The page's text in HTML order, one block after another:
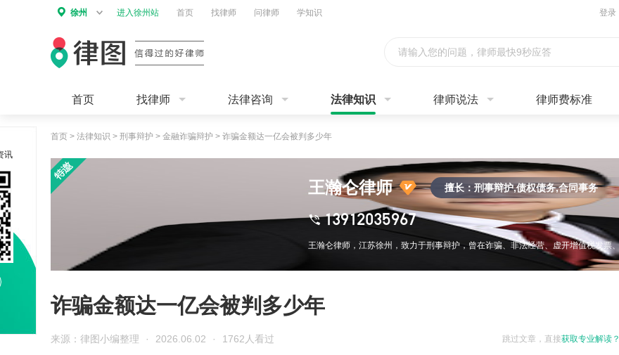
徐州 进入徐州站 首页 找律师 问律师 学知识 登录
请输入您的问题，律师最快9秒应答
首页 找律师 法律咨询 法律知识 律师说法 律师费标准
首页 > 法律知识 > 刑事辩护 > 金融诈骗辩护 > 诈骗金额达一亿会被判多少年
王瀚仑律师 擅长：刑事辩护,债权债务,合同事务
13912035967
诈骗金额达一亿会被判多少年
跳过文章，直接获取专业解读？
来源：律图小编整理 · 2026.06.02 · 1762人看过
讯